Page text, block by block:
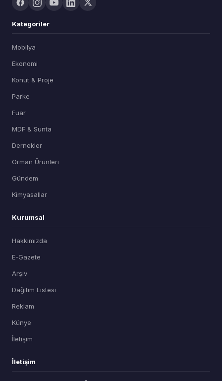
Kategoriler
Mobilya
Ekonomi
Konut & Proje
Parke
Fuar
MDF & Sunta
Dernekler
Orman Ürünleri
Gündem
Kimyasallar
Kurumsal
Hakkımızda
E-Gazete
Arşiv
Dağıtım Listesi
Reklam
Künye
İletişim
İletişim